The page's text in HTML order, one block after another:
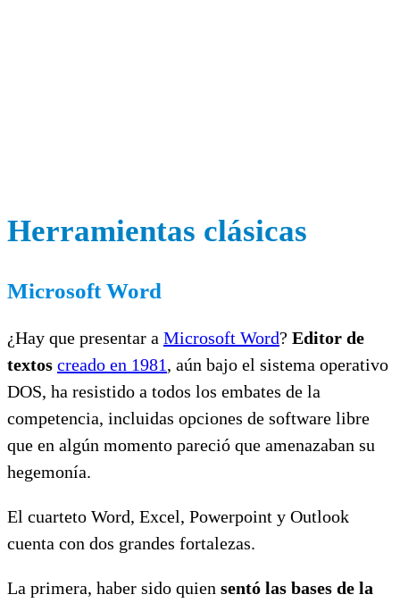
Herramientas clásicas
Microsoft Word
¿Hay que presentar a Microsoft Word? Editor de
textos creado en 1981, aún bajo el sistema operativo
DOS, ha resistido a todos los embates de la
competencia, incluidas opciones de software libre
que en algún momento pareció que amenazaban su
hegemonía.
El cuarteto Word, Excel, Powerpoint y Outlook
cuenta con dos grandes fortalezas.
La primera, haber sido quien sentó las bases de la